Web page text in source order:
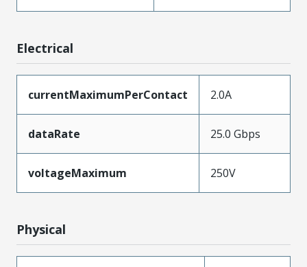
Electrical
currentMaximumPerContact 2.0A
dataRate 25.0 Gbps
voltageMaximum 250V
Physical